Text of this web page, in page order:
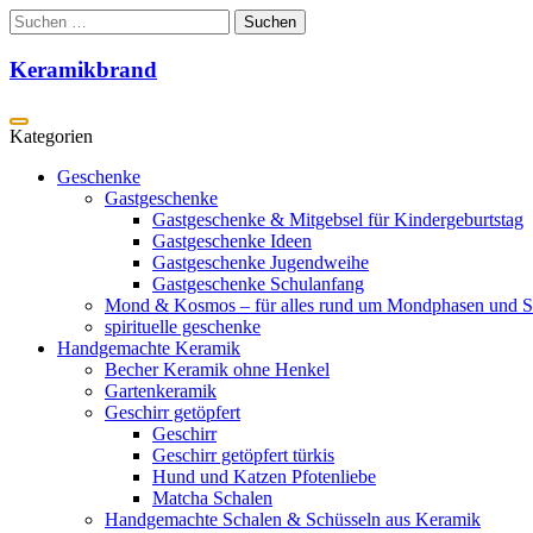
Zum
Inhalt
springen
Suchen
nach:
Keramikbrand
Geschenke
Gastgeschenke
Gastgeschenke & Mitgebsel für Kindergeburtstag
Gastgeschenke Ideen
Gastgeschenke Jugendweihe
Gastgeschenke Schulanfang
Mond & Kosmos – für alles rund um Mondphasen und
spirituelle geschenke
Handgemachte Keramik
Becher Keramik ohne Henkel
Gartenkeramik
Geschirr getöpfert
Geschirr
Geschirr getöpfert türkis
Hund und Katzen Pfotenliebe
Matcha Schalen
Handgemachte Schalen & Schüsseln aus Keramik